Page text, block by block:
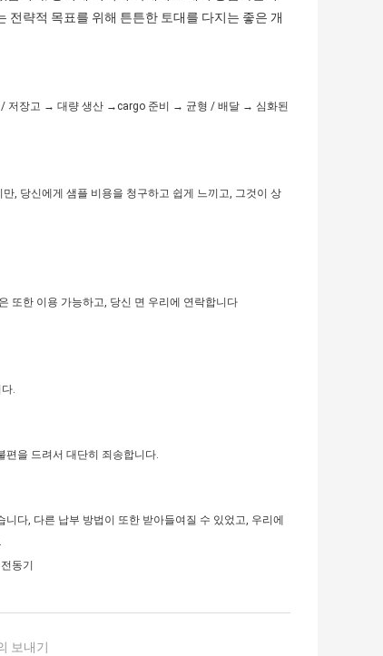
전략적 목표를 위해 튼튼한 토대를 다지는 좋은 개
저장고 → 대량 생산 →cargo 준비 → 균형 / 배달 → 심화된
, 당신에게 샘플 비용을 청구하고 쉽게 느끼고, 그것이 상
또한 이용 가능하고, 당신 면 우리에 연락합니다
.
편을 드려서 대단히 죄송합니다.
다, 다른 납부 방법이 또한 받아들여질 수 있었고, 우리에
동기
보내기